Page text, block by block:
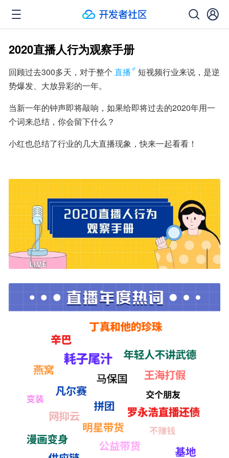
2020直播人行为观察手册
回顾过去300多天，对于整个 直播
短视频行业来说，是逆
势爆发、大放异彩的一年。
当新一年的钟声即将敲响，如果给即将过去的2020年用一
个词来总结，你会留下什么？
小红也总结了行业的几大直播现象，快来一起看看！